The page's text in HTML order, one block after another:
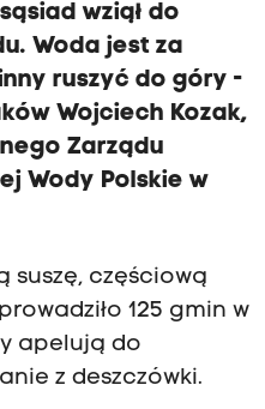
wziął do
Woda jest za
ruszyć do góry -
Wojciech Kozak,
Zarządu
Wody Polskie w
suszę, częściową
125 gmin w
apelują do
z deszczówki.